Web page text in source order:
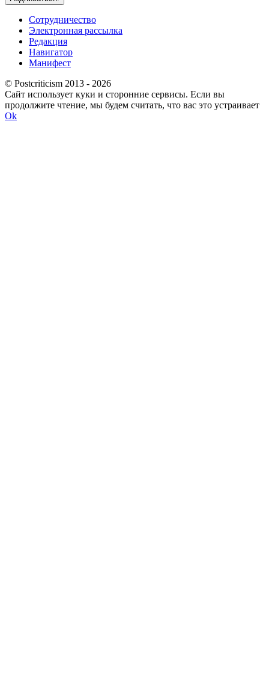
Сотрудничество
Электронная рассылка
Редакция
Навигатор
Манифест
© Postcriticism 2013 - 2026
Сайт использует куки и сторонние сервисы. Если вы
продолжите чтение, мы будем считать, что вас это устраивает
Ok